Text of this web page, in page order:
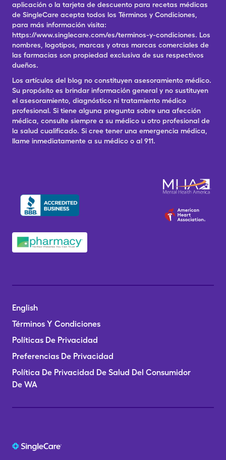
aplicación o la tarjeta de descuento para recetas médicas
de SingleCare acepta todos los Términos y Condiciones,
para más información visita:
https://www.singlecare.com/es/terminos-y-condiciones. Los
nombres, logotipos, marcas y otras marcas comerciales de
las farmacias son propiedad exclusiva de sus respectivos
dueños.
Los artículos del blog no constituyen asesoramiento médico.
Su propósito es brindar información general y no sustituyen
el asesoramiento, diagnóstico ni tratamiento médico
profesional. Si tiene alguna pregunta sobre una afección
médica, consulte siempre a su médico u otro profesional de
la salud cualificado. Si cree tener una emergencia médica,
llame inmediatamente a su médico o al 911.
English
Términos Y Condiciones
Políticas De Privacidad
Preferencias De Privacidad
Política De Privacidad De Salud Del Consumidor
De WA